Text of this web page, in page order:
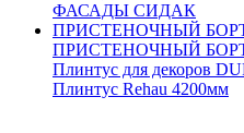
ФАСАДЫ СИДАК
ПРИСТЕНОЧНЫЙ
ПРИСТЕНОЧНЫЙ
Плинтус для декоров
Плинтус Rehau 4200мм